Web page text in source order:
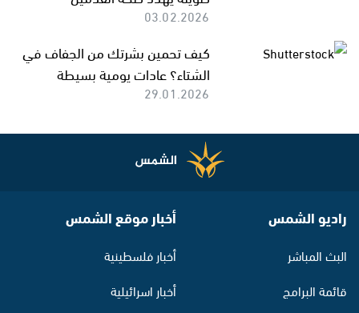
03.02.2026
كيف تحمين بشرتك من الجفاف في
الشتاء؟ عادات يومية بسيطة
29.01.2026
راديو الشمس
البث المباشر
قائمة البرامج
أخبار موقع الشمس
أخبار فلسطينية
أخبار اسرائيلية